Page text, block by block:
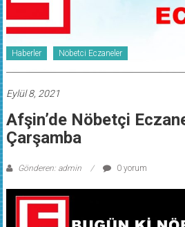
Haberler Nöbetci Eczaneler
Eylül 8, 2021
Afşin’de Nöbetçi
Çarşamba
Gönderen: admin 0 yorum